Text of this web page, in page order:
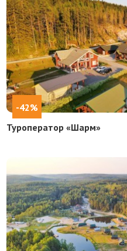
-42%
Туроператор «Шарм»